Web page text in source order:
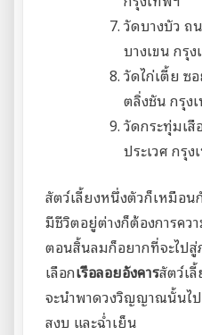
วัดบางบัว ถ
บางเขน กรุ
วัดไก่เตี้ย ซ
ตลิ่งชัน กรุง
วัดกระทุ่มเ
ประเวศ กรุง
สัตว์เลี้ยงหนึ่งตัวก็เหมือ
มีชีวิตอยู่ต่างก็ต้องการคว
ตอนสิ้นลมก็อยากที่จะไป
เลือกเรือลอยอังคารสัตว์เ
จะนำพาดวงวิญญาณนั้นไ
สงบ และฉ่ำเย็น